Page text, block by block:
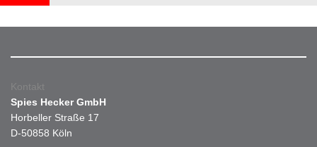
Kontakt
Spies Hecker GmbH
Horbeller Straße 17
D-50858 Köln